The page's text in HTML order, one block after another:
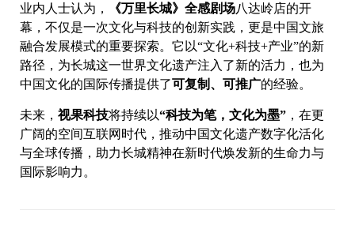
业内人士认为， 《万里长城》全感剧场八达岭店的开
幕，不仅是一次文化与科技的创新实践，更是中国文旅
融合发展模式的重要探索。它以“文化+科技+产业”的新
路径，为长城这一世界文化遗产注入了新的活力，也为
中国文化的国际传播提供了可复制、可推广的经验。
未来， 视果科技将持续以“科技为笔，文化为墨” ，在更
广阔的空间互联网时代，推动中国文化遗产数字化活化
与全球传播，助力长城精神在新时代焕发新的生命力与
国际影响力。